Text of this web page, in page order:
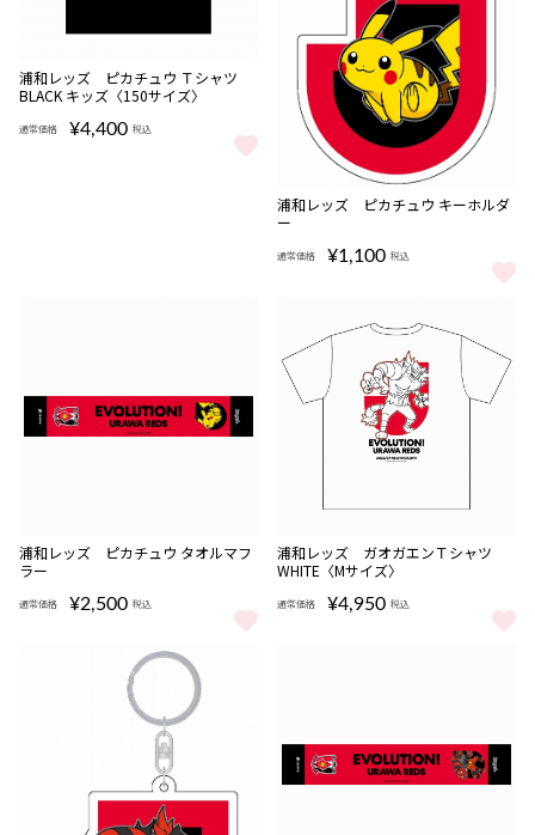
NEW
浦和レッズ ピカチュウ Ｔシャツ
BLACK キッズ〈150サイズ〉
通常価格 ¥4,400 税込
浦和レッズ ピカチュウ Ｔシャツ BLACK キッズ〈150サイズ〉 を
NEW
浦和レッズ ピカチュウ キーホルダ
ー
通常価格 ¥1,100 税込
浦和レッズ ピカチュウ キーホ
NEW
浦和レッズ ピカチュウ タオルマフ
ラー
通常価格 ¥2,500 税込
浦和レッズ ピカチュウ タオルマフラー をもっと見る
NEW
浦和レッズ ガオガエンＴシャツ
WHITE〈Mサイズ〉
通常価格 ¥4,950 税込
浦和レッズ ガオガエンＴシャツ